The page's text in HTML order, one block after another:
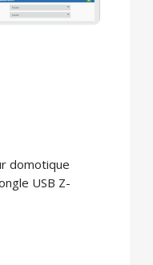
domotique
USB Z-